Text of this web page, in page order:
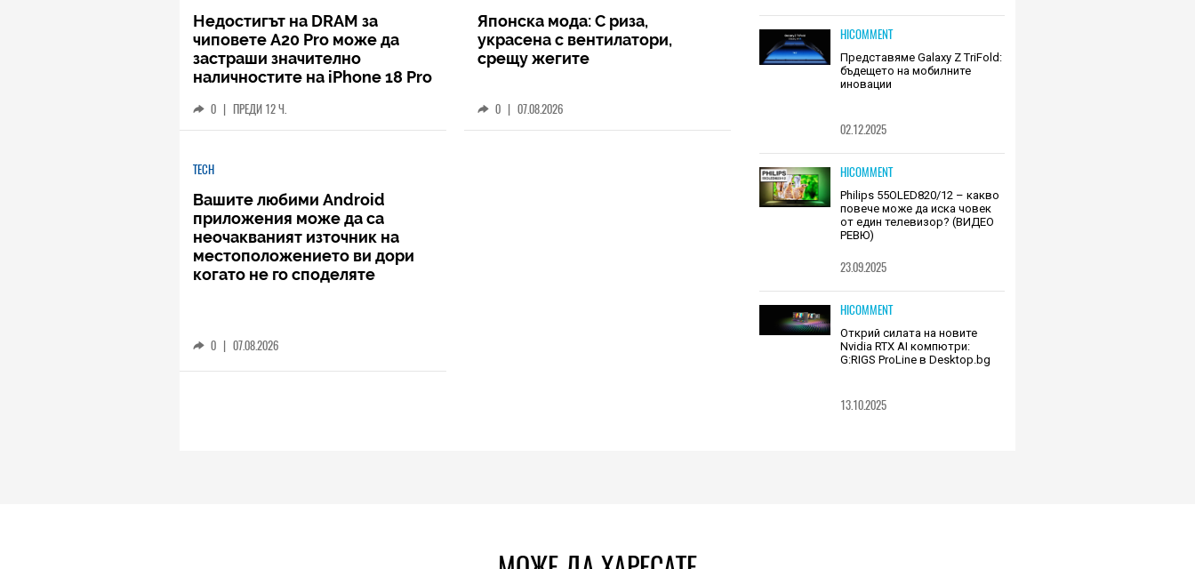
Недостигът на DRAM за
чиповете A20 Pro може да
застраши значително
наличностите на iPhone 18 Pro
0 | ПРЕДИ 12 Ч.
Японска мода: С риза,
украсена с вентилатори,
срещу жегите
0 | 07.08.2026
TECH
Вашите любими Android
приложения може да са
неочакваният източник на
местоположението ви дори
когато не го споделяте
0 | 07.08.2026
HICOMMENT
Представяме Galaxy Z TriFold:
бъдещето на мобилните
иновации
02.12.2025
HICOMMENT
Philips 55OLED820/12 – какво
повече може да иска човек
от един телевизор? (ВИДЕО
РЕВЮ)
23.09.2025
HICOMMENT
Открий силата на новите
Nvidia RTX AI компютри:
G:RIGS ProLine в Desktop.bg
13.10.2025